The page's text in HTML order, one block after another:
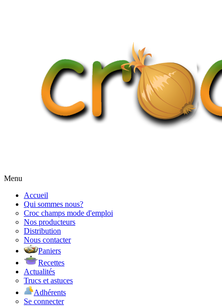
Menu
Accueil
Qui sommes nous?
Croc champs mode d'emploi
Nos producteurs
Distribution
Nous contacter
Paniers
Recettes
Actualités
Trucs et astuces
Adhérents
Se connecter